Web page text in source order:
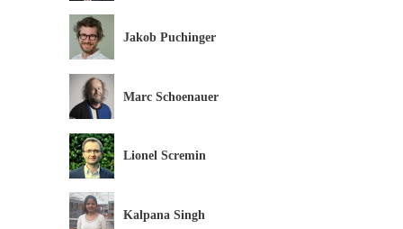
Jakob Puchinger
Marc Schoenauer
Lionel Scremin
Kalpana Singh